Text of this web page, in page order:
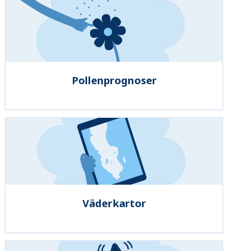
Pollenprognoser
Väderkartor